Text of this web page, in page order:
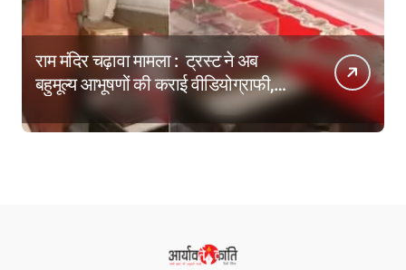
राम मंदिर चढ़ावा मामला : ट्रस्ट ने अब
बहुमूल्य आभूषणों की कराई वीडियोग्राफी,
वेबसाइट पर दिखाने की तैयारी